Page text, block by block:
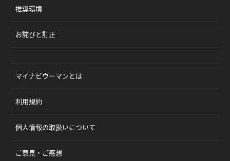
推奨環境
お詫びと訂正
マイナビウーマンとは
利用規約
個人情報の取扱いについて
ご意見・ご感想